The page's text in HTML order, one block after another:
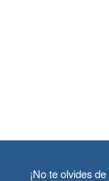
¡No te olvides